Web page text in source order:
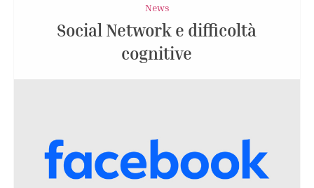
News
Social Network e difficoltà
cognitive